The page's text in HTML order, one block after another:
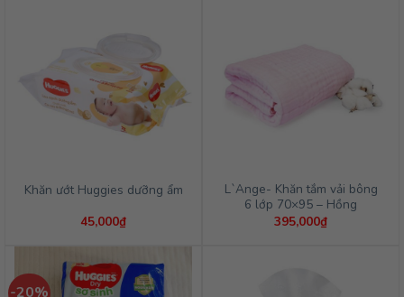
Khăn ướt Huggies dưỡng ẩm
45,000₫
L`Ange- Khăn tắm vải bông
6 lớp 70×95 – Hồng
395,000₫
-20%